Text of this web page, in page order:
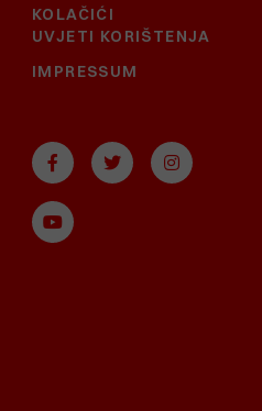
KOLAČIĆI
UVJETI KORIŠTENJA
IMPRESSUM